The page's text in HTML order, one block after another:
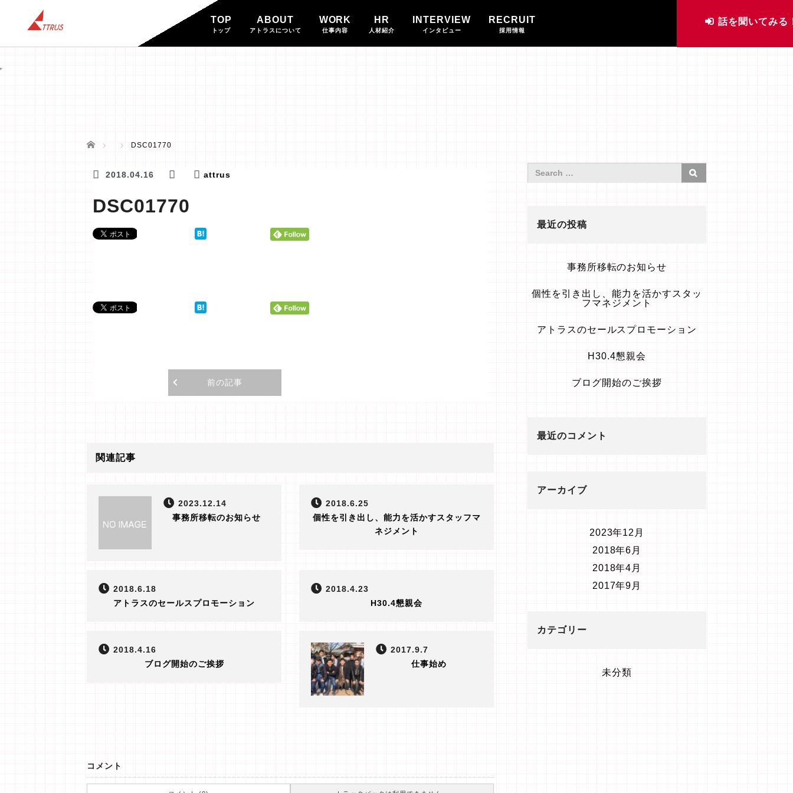
TOP
トップ
ABOUT
アトラスについて
WORK
仕事内容
HR
人材紹介
INTERVIEW
インタビュー
RECRUIT
採用情報
話を聞いてみる
ホーム DSC01770
2018.04.16 attrus
DSC01770
前の記事
関連記事
2023.12.14
事務所移転のお知らせ
2018.6.25
個性を引き出し、能力を活かすスタッフマ
ネジメント
2018.6.18
アトラスのセールスプロモーション
2018.4.23
H30.4懇親会
2018.4.16
ブログ開始のご挨拶
2017.9.7
仕事始め
コメント
最近の投稿
事務所移転のお知らせ
個性を引き出し、能力を活かすスタッ
フマネジメント
アトラスのセールスプロモーション
H30.4懇親会
ブログ開始のご挨拶
最近のコメント
アーカイブ
2023年12月
2018年6月
2018年4月
2017年9月
カテゴリー
未分類